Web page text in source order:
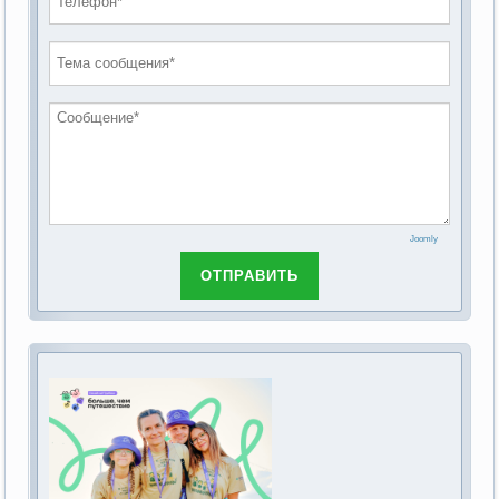
обсуждению Федерального закона Российской
основах социального обслуживания граждан в
2019 год
2018 год
Joomly
ОТПРАВИТЬ